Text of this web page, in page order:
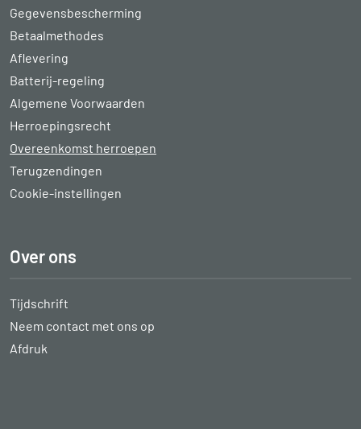
Gegevensbescherming
Betaalmethodes
Aflevering
Batterij-regeling
Algemene Voorwaarden
Herroepingsrecht
Overeenkomst herroepen
Terugzendingen
Cookie-instellingen
Over ons
Tijdschrift
Neem contact met ons op
Afdruk